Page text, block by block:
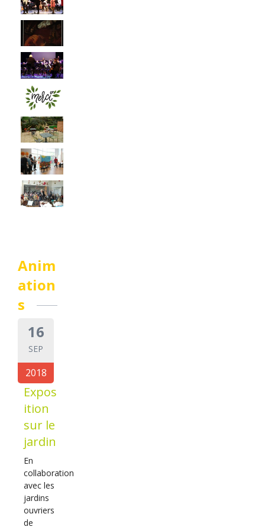
Anim
ation
s
16
SEP
2018
Expos
ition
sur le
jardin
En
collaboration
avec les
jardins
ouvriers
de